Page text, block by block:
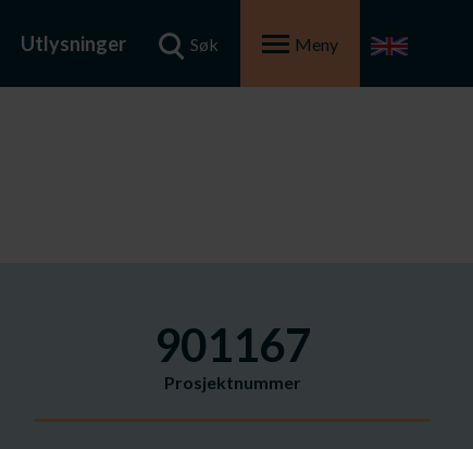
Utlysninger Søk Meny
901167
Prosjektnummer